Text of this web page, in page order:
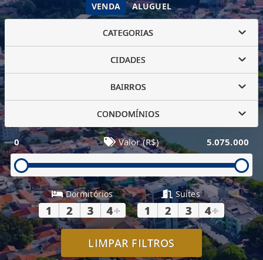
VENDA ALUGUEL
CATEGORIAS
CIDADES
BAIRROS
CONDOMÍNIOS
0 Valor (R$) 5.075.000
Dormitórios
1 2 3 4+
Suítes
1 2 3 4+
LIMPAR FILTROS